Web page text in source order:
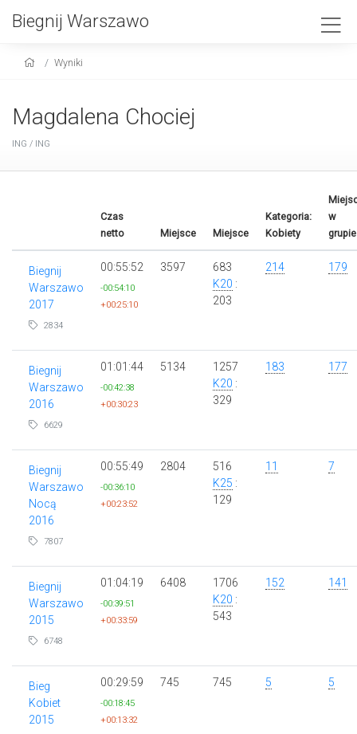
Biegnij Warszawo
Wyniki
Magdalena Chociej
ING / ING
Czas
netto
Miejsce Miejsce
Kategoria:
Kobiety
w
grupie
Biegnij
Warszawo
2017
2834
00:55:52
-00:54:10
+00:25:10
3597
683
K20 :
203
214 179
Biegnij
Warszawo
2016
6629
01:01:44
-00:42:38
+00:30:23
5134
1257
K20 :
329
183 177
Biegnij
Warszawo
Nocą
2016
7807
00:55:49
-00:36:10
+00:23:52
2804
516
K25 :
129
11 7
Biegnij
Warszawo
2015
6748
01:04:19
-00:39:51
+00:33:59
6408
1706
K20 :
543
152 141
Bieg
Kobiet
2015
00:29:59
-00:18:45
+00:13:32
745 745 5 5